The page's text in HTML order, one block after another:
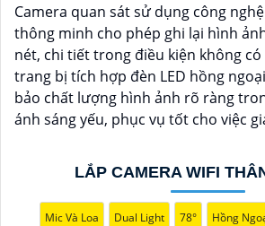
sát toàn bộ không gian xung quanh,
bạn giám sát hiệu quả mọi hoạt
kết nối wifi tiện lợi cho phép bạn
một cách dễ dàng thông qua điện
máy tính. với góc quay rộng,
bỏ sót bất kỳ chi tiết nào trong tầm
tốt trong mọi điều kiện thời tiết khắc
an ninh cho ngôi nhà, cửa hàng hoặc
bạn với camera wifi thân ngoài trời
Camera quan sát sử dụng công
thông minh cho phép ghi lại hình
nét, chi tiết trong điều kiện không
trang bị tích hợp đèn LED hồng
bảo chất lượng hình ảnh rõ ràng
ánh sáng yếu, phục vụ tốt cho việc
LẮP CAMERA WIFI
Mic Và Loa Dual Light 78° Hồng